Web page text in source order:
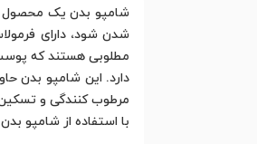
شامپو بدن یک محصول
شدن شود، دارای
مطلوبی هستند که
دارد. این شامپو بدن
مرطوب کنندگی و
با استفاده از شامپو